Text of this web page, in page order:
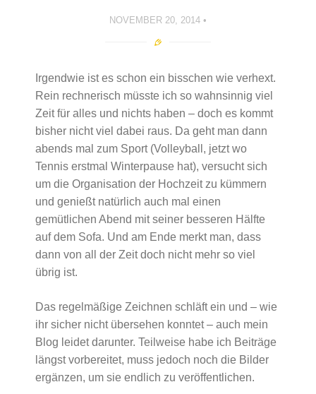
NOVEMBER 20, 2014
Irgendwie ist es schon ein bisschen wie verhext.
Rein rechnerisch müsste ich so wahnsinnig viel
Zeit für alles und nichts haben – doch es kommt
bisher nicht viel dabei raus. Da geht man dann
abends mal zum Sport (Volleyball, jetzt wo
Tennis erstmal Winterpause hat), versucht sich
um die Organisation der Hochzeit zu kümmern
und genießt natürlich auch mal einen
gemütlichen Abend mit seiner besseren Hälfte
auf dem Sofa. Und am Ende merkt man, dass
dann von all der Zeit doch nicht mehr so viel
übrig ist.
Das regelmäßige Zeichnen schläft ein und – wie
ihr sicher nicht übersehen konntet – auch mein
Blog leidet darunter. Teilweise habe ich Beiträge
längst vorbereitet, muss jedoch noch die Bilder
ergänzen, um sie endlich zu veröffentlichen.